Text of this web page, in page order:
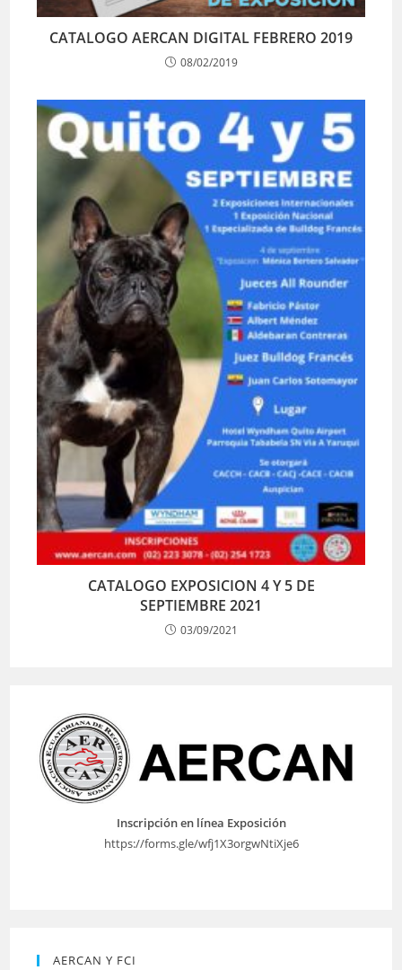
CATALOGO AERCAN DIGITAL FEBRERO 2019
08/02/2019
CATALOGO EXPOSICION 4 Y 5 DE
SEPTIEMBRE 2021
03/09/2021
Inscripción en línea Exposición
https://forms.gle/wfj1X3orgwNtiXje6
AERCAN Y FCI